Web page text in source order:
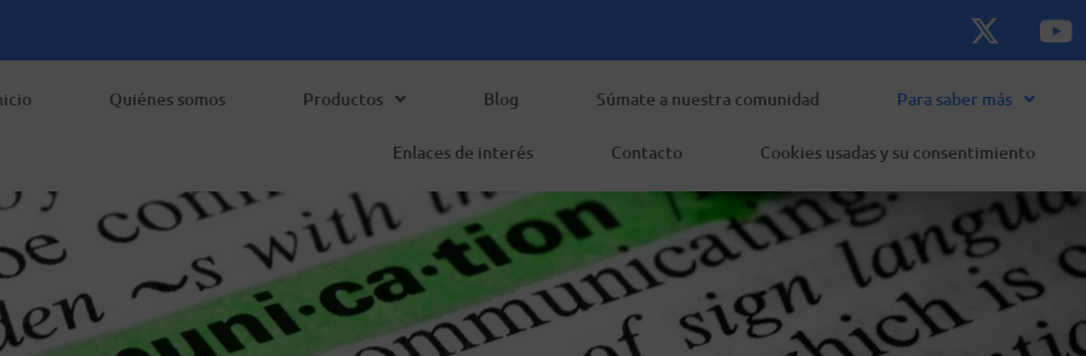
X
-
w
t
t
e
r
Y
o
e
Quiénes somos Productos Blog Súmate a nuestra comunidad Para saber más
Enlaces de interés Contacto Cookies usadas y su consentimiento